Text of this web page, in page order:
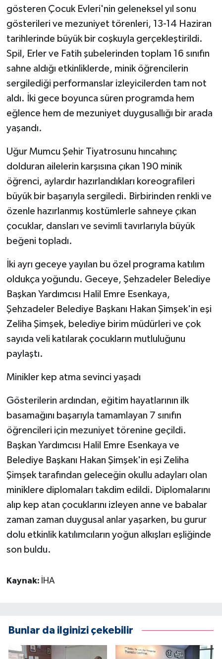
gösteren Çocuk Evleri'nin geleneksel yıl sonu
gösterileri ve mezuniyet törenleri, 13-14 Haziran
tarihlerinde büyük bir coşkuyla gerçekleştirildi.
Spil, Erler ve Fatih şubelerinden toplam 16 sınıfın
sahne aldığı etkinliklerde, minik öğrencilerin
sergilediği performanslar izleyicilerden tam not
aldı. İki gece boyunca süren programda hem
eğlence hem de mezuniyet duygusallığı bir arada
yaşandı.
Uğur Mumcu Şehir Tiyatrosunu hıncahınç
dolduran ailelerin karşısına çıkan 190 minik
öğrenci, aylardır hazırlandıkları koreografileri
büyük bir başarıyla sergiledi. Birbirinden renkli ve
özenle hazırlanmış kostümlerle sahneye çıkan
çocuklar, dansları ve sevimli tavırlarıyla büyük
beğeni topladı.
İki ayrı geceye yayılan bu özel programa katılım
oldukça yoğundu. Geceye, Şehzadeler Belediye
Başkan Yardımcısı Halil Emre Esenkaya,
Şehzadeler Belediye Başkanı Hakan Şimşek'in eşi
Zeliha Şimşek, belediye birim müdürleri ve çok
sayıda veli katılarak çocukların mutluluğunu
paylaştı.
Minikler kep atma sevinci yaşadı
Gösterilerin ardından, eğitim hayatlarının ilk
basamağını başarıyla tamamlayan 7 sınıfın
öğrencileri için mezuniyet törenine geçildi.
Başkan Yardımcısı Halil Emre Esenkaya ve
Belediye Başkanı Hakan Şimşek'in eşi Zeliha
Şimşek tarafından geleceğin okullu adayları olan
miniklere diplomaları takdim edildi. Diplomalarını
alıp kep atan çocuklarını izleyen anne ve babalar
zaman zaman duygusal anlar yaşarken, bu gurur
dolu etkinlik katılımcıların yoğun alkışları eşliğinde
son buldu.
Kaynak: İHA
Bunlar da ilginizi çekebilir